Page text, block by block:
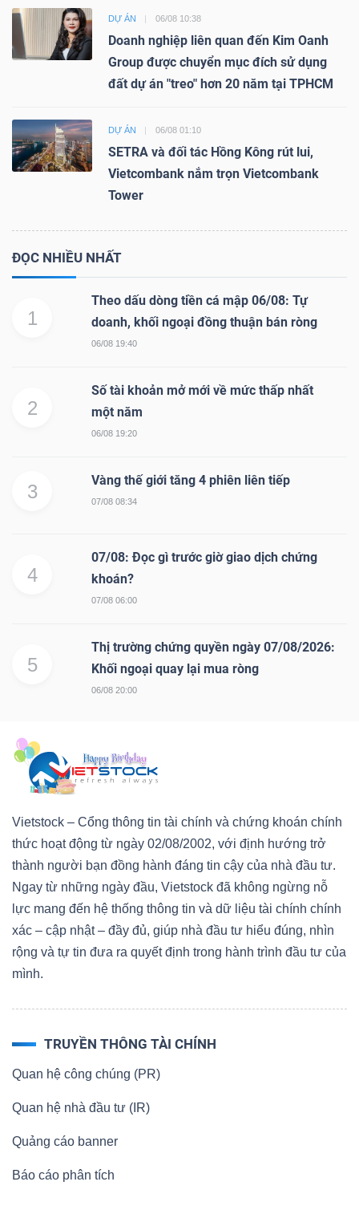
DỰ ÁN 06/08 10:38
Doanh nghiệp liên quan đến Kim Oanh
Group được chuyển mục đích sử dụng
đất dự án "treo" hơn 20 năm tại TPHCM
DỰ ÁN 06/08 01:10
SETRA và đối tác Hồng Kông rút lui,
Vietcombank nắm trọn Vietcombank
Tower
ĐỌC NHIỀU NHẤT
1
Theo dấu dòng tiền cá mập 06/08: Tự
doanh, khối ngoại đồng thuận bán ròng
06/08 19:40
2
Số tài khoản mở mới về mức thấp nhất
một năm
06/08 19:20
3
Vàng thế giới tăng 4 phiên liên tiếp
07/08 08:34
4
07/08: Đọc gì trước giờ giao dịch chứng
khoán?
07/08 06:00
5
Thị trường chứng quyền ngày 07/08/2026:
Khối ngoại quay lại mua ròng
06/08 20:00
Vietstock – Cổng thông tin tài chính và chứng khoán chính
thức hoạt động từ ngày 02/08/2002, với định hướng trở
thành người bạn đồng hành đáng tin cậy của nhà đầu tư.
Ngay từ những ngày đầu, Vietstock đã không ngừng nỗ
lực mang đến hệ thống thông tin và dữ liệu tài chính chính
xác – cập nhật – đầy đủ, giúp nhà đầu tư hiểu đúng, nhìn
rộng và tự tin đưa ra quyết định trong hành trình đầu tư của
mình.
TRUYỀN THÔNG TÀI CHÍNH
Quan hệ công chúng (PR)
Quan hệ nhà đầu tư (IR)
Quảng cáo banner
Báo cáo phân tích